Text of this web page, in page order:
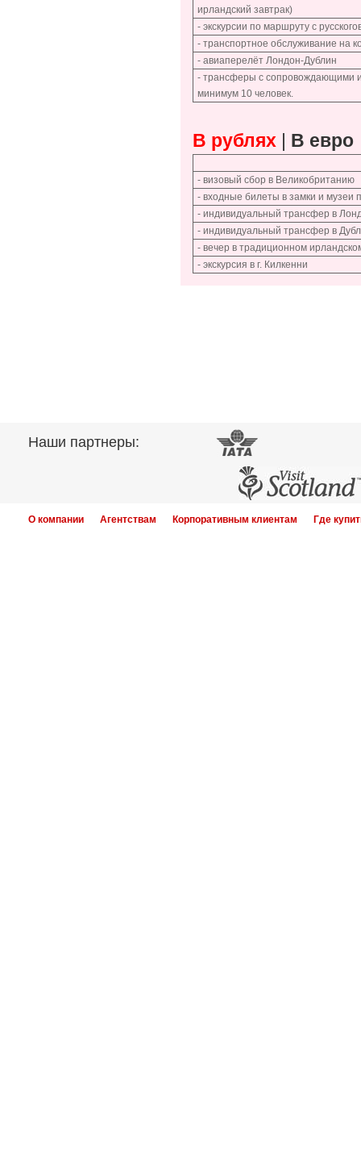
ирландский завтрак)
- экскурсии по маршруту с
- транспортное обслуживание на
- авиаперелёт Лондон-Дублин
- трансферы с сопровождающими
минимум 10 человек.
В рублях В евро
- визовый сбор в Великобританию
- входные билеты в замки и музеи
- индивидуальный трансфер в
- индивидуальный трансфер в
- вечер в традиционном
- экскурсия в г. Килкенни
Наши партнеры:
О компании Агентствам Корпоративным клиентам Где